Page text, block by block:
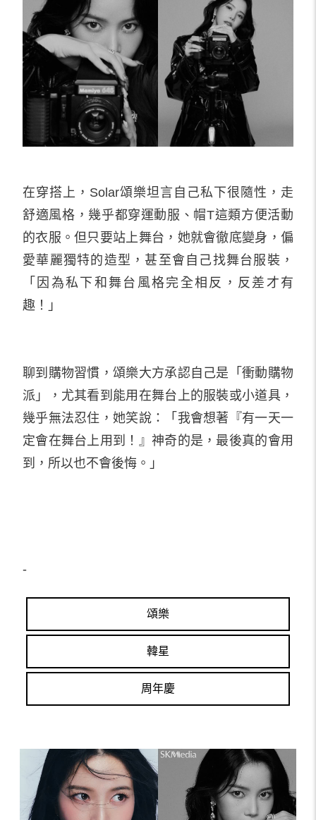
在穿搭上，Solar頌樂坦言自己私下很隨性，走
舒適風格，幾乎都穿運動服、帽T這類方便活動
的衣服。但只要站上舞台，她就會徹底變身，偏
愛華麗獨特的造型，甚至會自己找舞台服裝，
「因為私下和舞台風格完全相反，反差才有
趣！」
聊到購物習慣，頌樂大方承認自己是「衝動購物
派」，尤其看到能用在舞台上的服裝或小道具，
幾乎無法忍住，她笑說：「我會想著『有一天一
定會在舞台上用到！』神奇的是，最後真的會用
到，所以也不會後悔。」
-
頌樂
韓星
周年慶